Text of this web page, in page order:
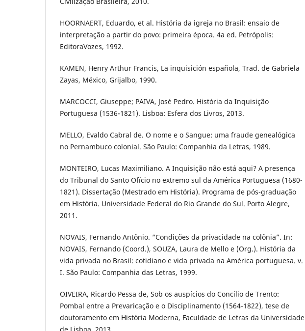
HOORNAERT, Eduardo, et al. História da igreja no Brasil: ensaio de
interpretação a partir do povo: primeira época. 4a ed. Petrópolis:
EditoraVozes, 1992.
KAMEN, Henry Arthur Francis, La inquisición española, Trad. de Gabriela
Zayas, México, Grijalbo, 1990.
MARCOCCI, Giuseppe; PAIVA, José Pedro. História da Inquisição
Portuguesa (1536-1821). Lisboa: Esfera dos Livros, 2013.
MELLO, Evaldo Cabral de. O nome e o Sangue: uma fraude genealógica
no Pernambuco colonial. São Paulo: Companhia da Letras, 1989.
MONTEIRO, Lucas Maximiliano. A Inquisição não está aqui? A presença
do Tribunal do Santo Ofício no extremo sul da América Portuguesa (1680-
1821). Dissertação (Mestrado em História). Programa de pós-graduação
em História. Universidade Federal do Rio Grande do Sul. Porto Alegre,
2011.
NOVAIS, Fernando Antônio. “Condições da privacidade na colônia”. In:
NOVAIS, Fernando (Coord.), SOUZA, Laura de Mello e (Org.). História da
vida privada no Brasil: cotidiano e vida privada na América portuguesa. v.
I. São Paulo: Companhia das Letras, 1999.
OIVEIRA, Ricardo Pessa de, Sob os auspícios do Concílio de Trento:
Pombal entre a Prevaricação e o Disciplinamento (1564-1822), tese de
doutoramento em História Moderna, Faculdade de Letras da Universidade